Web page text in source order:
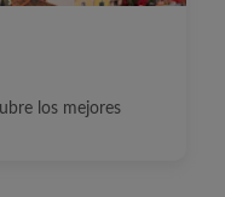
los mejores